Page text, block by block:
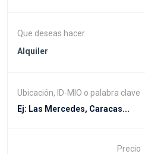
Que deseas hacer
Alquiler
Ubicación, ID-MIO o palabra clave
Precio